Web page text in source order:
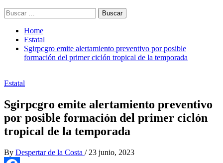
Buscar:
Home
Estatal
Sgirpcgro emite alertamiento preventivo por posible
formación del primer ciclón tropical de la temporada
Estatal
Sgirpcgro emite alertamiento preventivo
por posible formación del primer ciclón
tropical de la temporada
By Despertar de la Costa / 23 junio, 2023